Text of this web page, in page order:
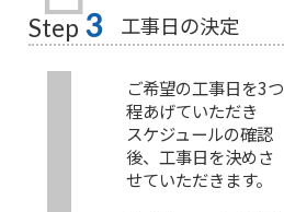
Step 3 工事日の決定
ご希望の工事日を3つ
程あげていただき
スケジュールの確認
後、工事日を決めさ
せていただきます。